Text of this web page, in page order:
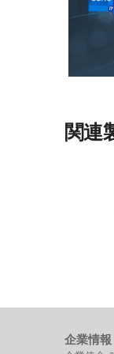
関連
よび第
リーズ
企業情報